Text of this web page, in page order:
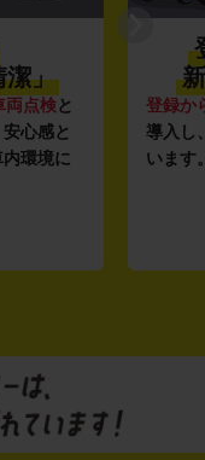
潔」
両点検と
心感と
環境に
登録か
導入し
います